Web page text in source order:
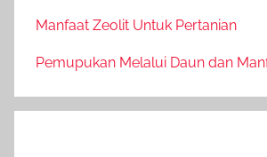
Manfaat Zeolit Untuk Pertanian
Pemupukan Melalui Daun dan